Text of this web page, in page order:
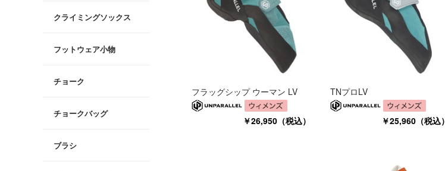
クライミングソックス
フットウェア小物
チョーク
チョークバッグ
ブラシ
フラッグシップ ウーマン LV
￥26,950（税込）
TNプロLV
￥25,960（税込）